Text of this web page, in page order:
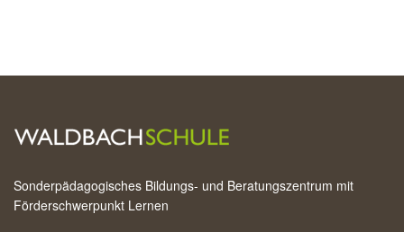
Sonderpädagogisches Bildungs- und Beratungszentrum mit
Förderschwerpunkt Lernen